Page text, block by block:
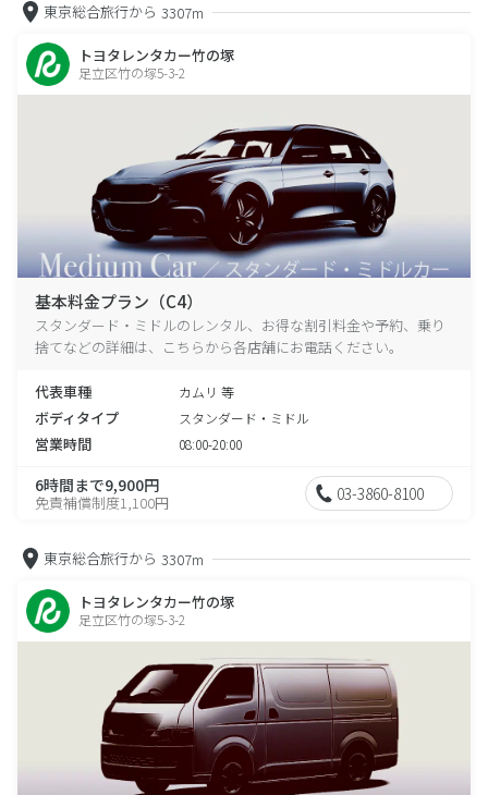
東京総合旅行から 3307m
トヨタレンタカー竹の塚
足立区竹の塚5-3-2
基本料金プラン（C4）
スタンダード・ミドルのレンタル、お得な割引料金や予約、乗り
捨てなどの詳細は、こちらから各店舗にお電話ください。
代表車種 カムリ 等
ボディタイプ スタンダード・ミドル
営業時間 08:00-20:00
6時間まで9,900円
免責補償制度1,100円 03-3860-8100
東京総合旅行から 3307m
トヨタレンタカー竹の塚
足立区竹の塚5-3-2